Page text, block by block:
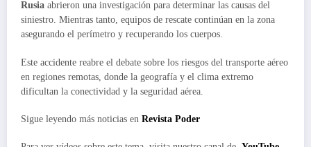
Rusia abrieron una investigación para determinar las causas del
siniestro. Mientras tanto, equipos de rescate continúan en la zona
asegurando el perímetro y recuperando los cuerpos.
Este accidente reabre el debate sobre los riesgos del transporte aéreo
en regiones remotas, donde la geografía y el clima extremo
dificultan la conectividad y la seguridad aérea.
Sigue leyendo más noticias en Revista Poder